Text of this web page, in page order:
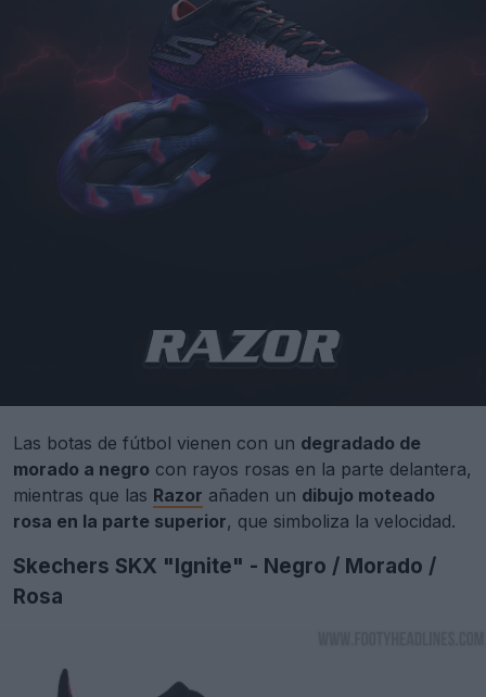
Las botas de fútbol vienen con un degradado de
morado a negro con rayos rosas en la parte delantera,
mientras que las Razor añaden un dibujo moteado
rosa en la parte superior, que simboliza la velocidad.
Skechers SKX "Ignite" - Negro / Morado /
Rosa